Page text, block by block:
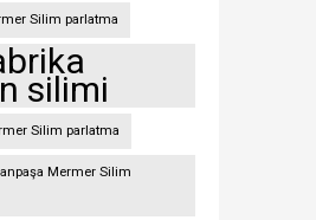
Silim parlatma
silimi
Silim parlatma
Mermer Silim